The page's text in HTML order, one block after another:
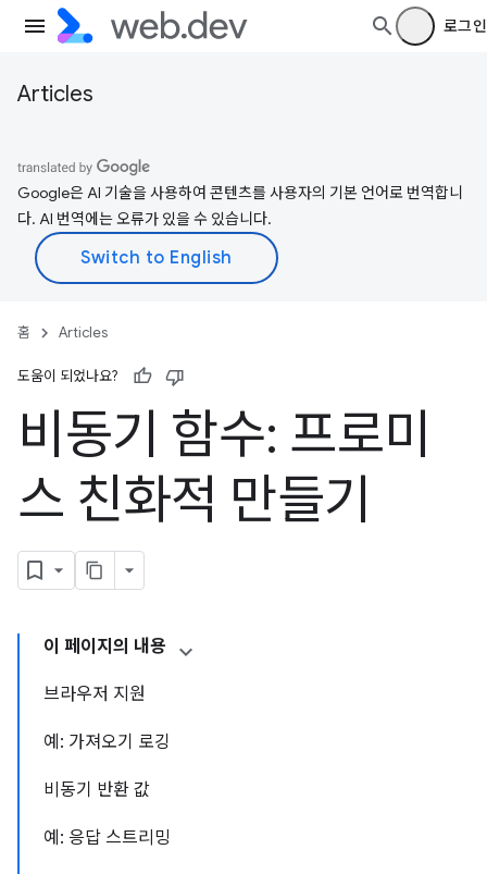
로그인
Articles
Google은 AI 기술을 사용하여 콘텐츠를 사용자의 기본 언어로 번역합니
다. AI 번역에는 오류가 있을 수 있습니다.
홈 Articles
도움이 되었나요?
비동기 함수: 프로미
스 친화적 만들기
이 페이지의 내용
브라우저 지원
예: 가져오기 로깅
비동기 반환 값
예: 응답 스트리밍